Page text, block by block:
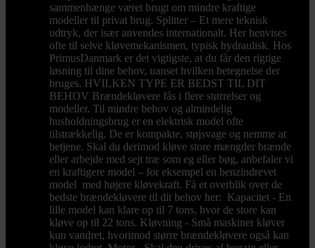
sammenhænge været brugt om mindre kraftige
modeller til privat brug. Splitter – Et mere teknisk
udtryk, der især anvendes internationalt. Her henvises
ofte til selve kløvemekanismen, typisk hydraulisk. Hos
PrimusDanmark er det vigtigste, at du får den rigtige
løsning til dine behov, uanset hvilken betegnelse der
bruges. HVILKEN TYPE ER BEDST TIL DIT
BEHOV Brændekløvere fås i flere størrelser og
modeller. Til mindre behov og almindelig
husholdningsbrug er en elektrisk model ofte
tilstrækkelig. De er kompakte, støjsvage og nemme at
betjene. Skal du derimod kløve store mængder brænde
eller arbejde med sejt træ som eg eller bøg, anbefaler vi
en kraftigere model – for eksempel en benzindrevet
model med højere kløvekraft. Få et overblik over de
bedste brændekløvere til dit behov her: Kapacitet - En
lille model kan klare op til 7 tons, hvor de store kan
kløve op til 22 tons. Kløvning - Små maskiner kløver
kun vandret, hvorimod større brændekløvere også kan